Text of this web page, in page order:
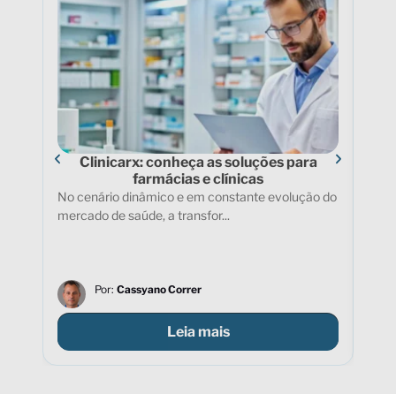
Clinicarx: conheça as soluções para
farmácias e clínicas
No cenário dinâmico e em constante evolução do
mercado de saúde, a transfor...
Por: Cassyano Correr
Leia mais